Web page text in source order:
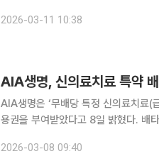
특약과 (무)제세동술및전기적심조율
2026-03-11 10:38
AIA생명, 신의료치료 특약
AIA생명은 ‘무배당 특정 신의료치료(
용권을 부여받았다고 8일 밝혔다. 배타적 사용권은 보험상품의 독창성과 유용성, 진보성, 노력도 등
게 실질적인 보장 가치를 제공하는 상
2026-03-08 09:40